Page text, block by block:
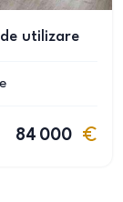
utilizare
84 000